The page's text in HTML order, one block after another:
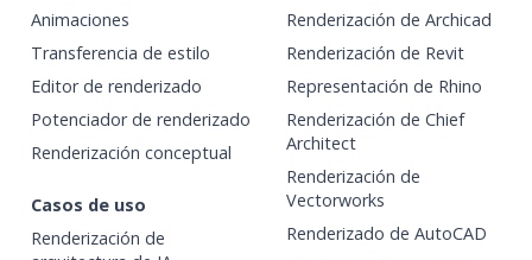
Animaciones
Transferencia de estilo
Editor de renderizado
Potenciador de renderizado
Renderización conceptual
Casos de uso
Renderización de
Renderización de Archicad
Renderización de Revit
Representación de Rhino
Renderización de Chief
Architect
Renderización de
Vectorworks
Renderizado de AutoCAD